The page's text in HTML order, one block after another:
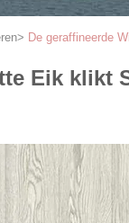
> De geraffineerde
Eik klikt